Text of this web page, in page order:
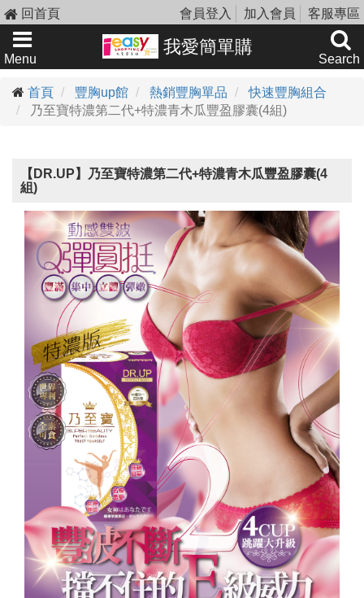
回首頁 會員登入 加入會員 客服專區
Menu
我愛簡單購
Search
首頁 豐胸up館 熱銷豐胸單品
快速豐胸組合
乃至寶特濃第二代+特濃青木瓜豐盈膠囊(4組)
【DR.UP】乃至寶特濃第二代+特濃青木瓜豐盈膠囊(4
組)